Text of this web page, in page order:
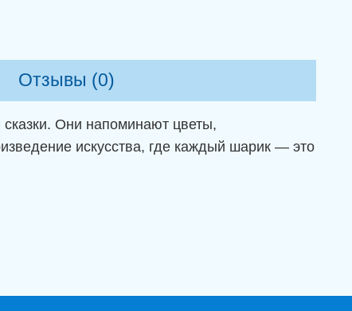
Отзывы (0)
Они напоминают цветы,
искусства, где каждый шарик — это